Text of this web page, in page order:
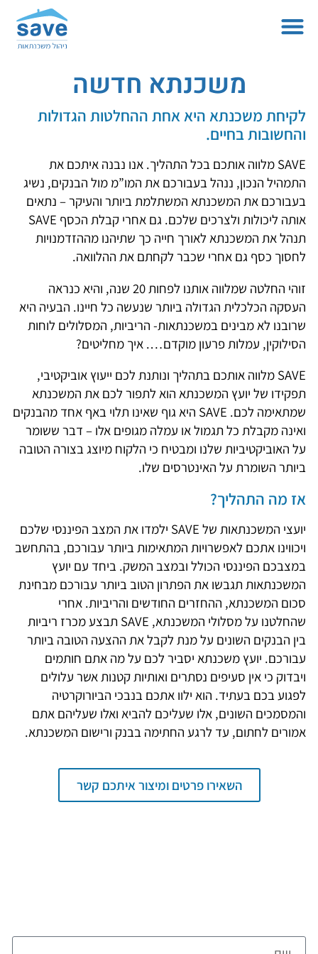
משכנתא חדשה
לקיחת משכנתא היא אחת ההחלטות הגדולות
והחשובות בחיים.
SAVE מלווה אותכם בכל התהליך. אנו נבנה איתכם את
התמהיל הנכון, ננהל בעבורכם את המו”מ מול הבנקים, נשיג
בעבורכם את המשכנתא המשתלמת ביותר והעיקר – נתאים
אותה ליכולות ולצרכים שלכם. גם אחרי קבלת הכסף SAVE
תנהל את המשכנתא לאורך חייה כך שתיהנו מההזדמנויות
לחסוך כסף גם אחרי שכבר לקחתם את ההלוואה.
זוהי החלטה שמלווה אותנו לפחות 20 שנה, והיא כנראה
העסקה הכלכלית הגדולה ביותר שנעשה כל חיינו. הבעיה היא
שרובנו לא מבינים במשכנתאות- הריביות, המסלולים לוחות
הסילוקין, עמלות פרעון מוקדם…. איך מחליטים?
SAVE מלווה אותכם בתהליך ונותנת לכם ייעוץ אוביקטיבי,
תפקידו של יועץ המשכנתא הוא לתפור לכם את המשכנתא
שמתאימה לכם. SAVE היא גוף שאינו תלוי באף אחד מהבנקים
ואינה מקבלת כל תגמול או עמלה מגופים אלו – דבר ששומר
על האוביקטיביות שלנו ומבטיח כי הלקוח מיוצג בצורה הטובה
ביותר השומרת על האינטרסים שלו.
​אז מה התהליך?
יועצי המשכנתאות של SAVE ילמדו את המצב הפיננסי שלכם
ויכווינו אתכם לאפשרויות המתאימות ביותר עבורכם, בהתחשב
במצבכם הפיננסי הכולל ובמצב המשק. ביחד עם יועץ
המשכנתאות תגבשו את הפתרון הטוב ביותר עבורכם מבחינת
סכום המשכנתא, ההחזרים החודשים והריביות. אחרי
שהחלטנו על מסלולי המשכנתא, SAVE תבצע מכרז ריביות
בין הבנקים השונים על מנת לקבל את ההצעה הטובה ביותר
עבורכם. יועץ משכנתא יסביר לכם על מה אתם חותמים
ויבדוק כי אין סעיפים נסתרים ואותיות קטנות אשר עלולים
לפגוע בכם בעתיד. הוא ילוו אתכם בנבכי הביורוקרטיה
והמסמכים השונים, אלו שעליכם להביא ואלו שעליהם אתם
אמורים לחתום, עד לרגע החתימה בבנק ורישום המשכנתא.
השאירו פרטים ומיצור איתכם קשר